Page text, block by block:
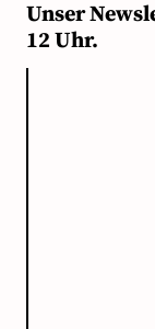
Unser
12 Uhr.